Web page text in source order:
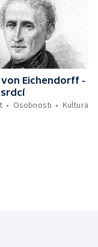
von Eichendorff -
Osobnosti Kultura